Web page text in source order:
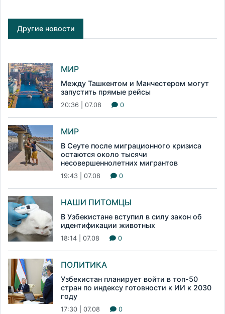
Другие новости
МИР
Между Ташкентом и Манчестером могут
запустить прямые рейсы
20:36 | 07.08 0
МИР
В Сеуте после миграционного кризиса
остаются около тысячи
несовершеннолетних мигрантов
19:43 | 07.08 0
НАШИ ПИТОМЦЫ
В Узбекистане вступил в силу закон об
идентификации животных
18:14 | 07.08 0
ПОЛИТИКА
Узбекистан планирует войти в топ-50
стран по индексу готовности к ИИ к 2030
году
17:30 | 07.08 0